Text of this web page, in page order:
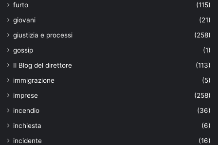
furto
(115)
giovani
(21)
giustizia e processi
(258)
gossip
(1)
Il Blog del direttore
(113)
immigrazione
(5)
imprese
(258)
incendio
(36)
inchiesta
(6)
incidente
(16)